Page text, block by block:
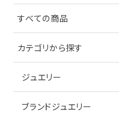
すべての商品
カテゴリから探す
ジュエリー
アイテムで探す
ブランドジュエリー